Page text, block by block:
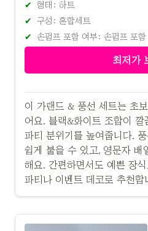
형태: 하트
구성: 혼합세트
손펌프 포함 여부: 손펌프 포함
최저가
이 가랜드 & 풍선 세트는 초
어요. 블랙&화이트 조합이 깔
파티 분위기를 높여줍니다.
쉽게 불을 수 있고, 영문자 배
해요. 간편하면서도 예쁜 장
파티나 이벤트 데코로 추천합